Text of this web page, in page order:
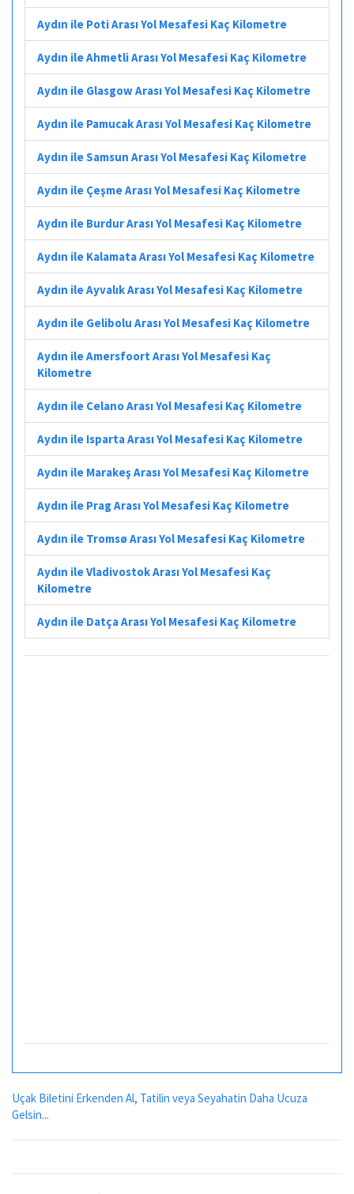
Aydın ile Poti Arası Yol Mesafesi Kaç Kilometre
Aydın ile Ahmetli Arası Yol Mesafesi Kaç Kilometre
Aydın ile Glasgow Arası Yol Mesafesi Kaç Kilometre
Aydın ile Pamucak Arası Yol Mesafesi Kaç Kilometre
Aydın ile Samsun Arası Yol Mesafesi Kaç Kilometre
Aydın ile Çeşme Arası Yol Mesafesi Kaç Kilometre
Aydın ile Burdur Arası Yol Mesafesi Kaç Kilometre
Aydın ile Kalamata Arası Yol Mesafesi Kaç Kilometre
Aydın ile Ayvalık Arası Yol Mesafesi Kaç Kilometre
Aydın ile Gelibolu Arası Yol Mesafesi Kaç Kilometre
Aydın ile Amersfoort Arası Yol Mesafesi Kaç
Kilometre
Aydın ile Celano Arası Yol Mesafesi Kaç Kilometre
Aydın ile Isparta Arası Yol Mesafesi Kaç Kilometre
Aydın ile Marakeş Arası Yol Mesafesi Kaç Kilometre
Aydın ile Prag Arası Yol Mesafesi Kaç Kilometre
Aydın ile Tromsø Arası Yol Mesafesi Kaç Kilometre
Aydın ile Vladivostok Arası Yol Mesafesi Kaç
Kilometre
Aydın ile Datça Arası Yol Mesafesi Kaç Kilometre
Uçak Biletini Erkenden Al, Tatilin veya Seyahatin Daha Ucuza
Gelsin...